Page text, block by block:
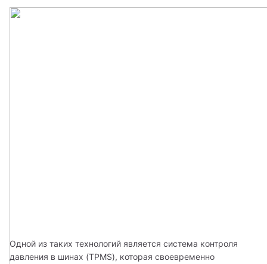
Одной из таких технологий является система контроля
давления в шинах (TPMS), которая своевременно